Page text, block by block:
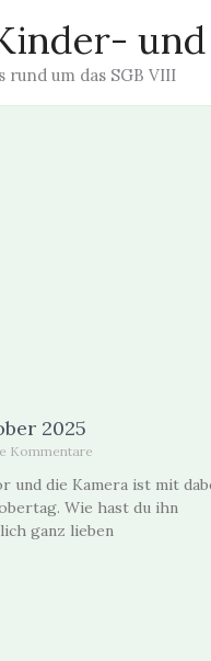
rund um das SGB VIII
2025
Kommentare
und die Kamera ist mit
Wie hast du ihn
ganz lieben